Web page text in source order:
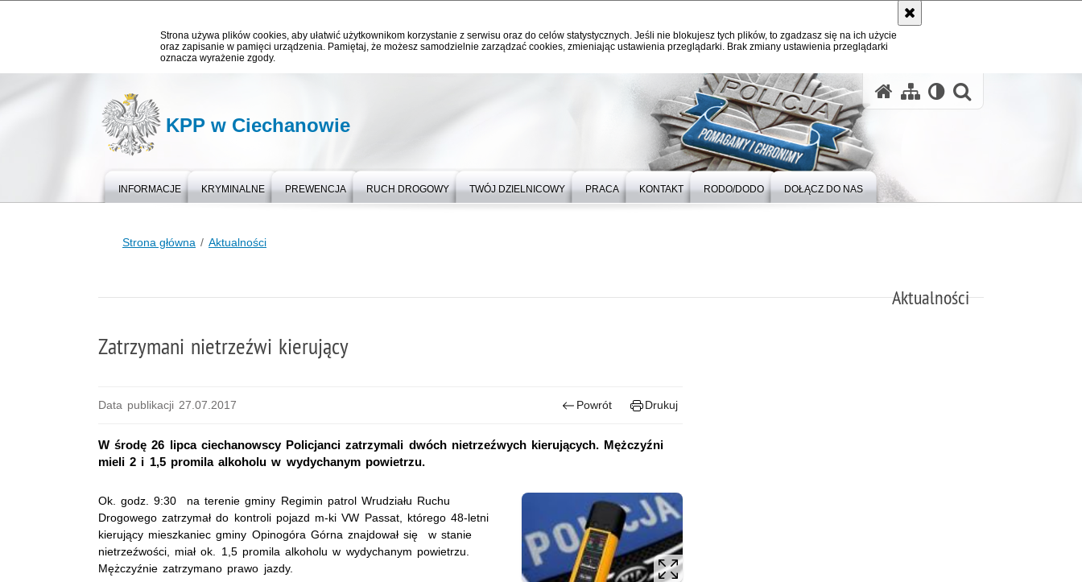
Strona używa plików cookies, aby ułatwić użytkownikom korzystanie z serwisu oraz do celów statystycznych. Jeśli nie blokujesz tych plików, to zgadzasz się na ich użycie
oraz zapisanie w pamięci urządzenia. Pamiętaj, że możesz samodzielnie zarządzać cookies, zmieniając ustawienia przeglądarki. Brak zmiany ustawienia przeglądarki
oznacza wyrażenie zgody.
KPP w Ciechanowie
INFORMACJE KRYMINALNE PREWENCJA RUCH DROGOWY TWÓJ DZIELNICOWY PRACA KONTAKT RODO/DODO DOŁĄCZ DO NAS
Strona główna Aktualności
Aktualności
Zatrzymani nietrzeźwi kierujący
Data publikacji 27.07.2017 Powrót Drukuj
W środę 26 lipca ciechanowscy Policjanci zatrzymali dwóch nietrzeźwych kierujących. Mężczyźni
mieli 2 i 1,5 promila alkoholu w wydychanym powietrzu.
Ok. godz. 9:30 na terenie gminy Regimin patrol Wrudziału Ruchu
Drogowego zatrzymał do kontroli pojazd m-ki VW Passat, którego 48-letni
kierujący mieszkaniec gminy Opinogóra Górna znajdował się w stanie
nietrzeźwości, miał ok. 1,5 promila alkoholu w wydychanym powietrzu.
Mężczyźnie zatrzymano prawo jazdy.